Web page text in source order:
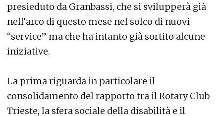
presieduto da Granbassi, che si svilupperà già
nell’arco di questo mese nel solco di nuovi
“service” ma che ha intanto già sortito alcune
iniziative.
La prima riguarda in particolare il
consolidamento del rapporto tra il Rotary Club
Trieste, la sfera sociale della disabilità e il